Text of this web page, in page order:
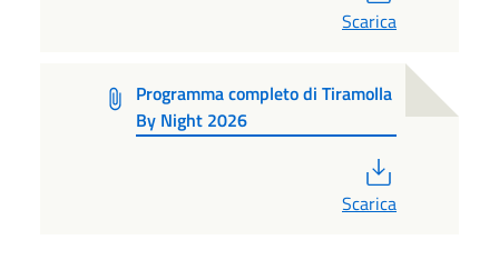
Scarica
Programma completo di Tiramolla
By Night 2026
Scarica